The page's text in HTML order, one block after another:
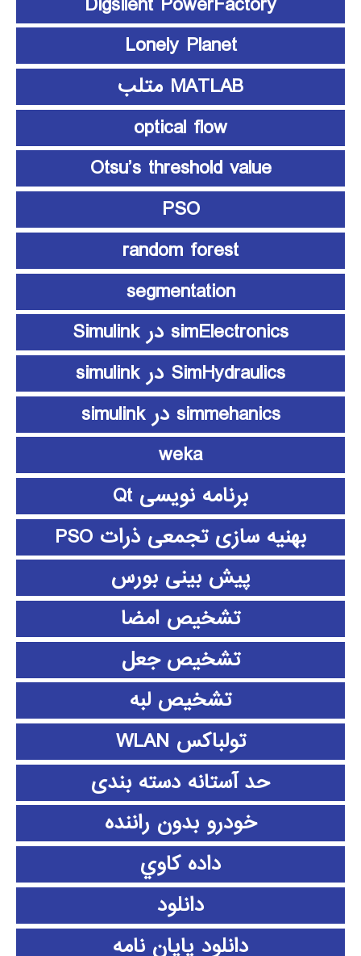
Lonely Planet
MATLAB متلب
optical flow
Otsu’s threshold value
PSO
random forest
segmentation
simElectronics در Simulink
SimHydraulics در simulink
simmehanics در simulink
weka
برنامه نویسی Qt
بهنیه سازی تجمعی ذرات PSO
پیش بینی بورس
تشخیص امضا
تشخیص جعل
تشخیص لبه
تولباکس WLAN
حد آستانه دسته بندی
خودرو بدون راننده
داده كاوي
دانلود
دانلود پايان نامه